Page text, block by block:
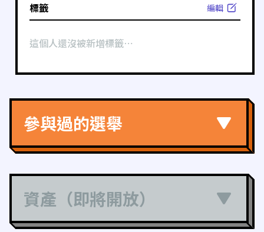
標籤 編輯
這個人還沒被新增標籤⋯
參與過的選舉
資產（即將開放）